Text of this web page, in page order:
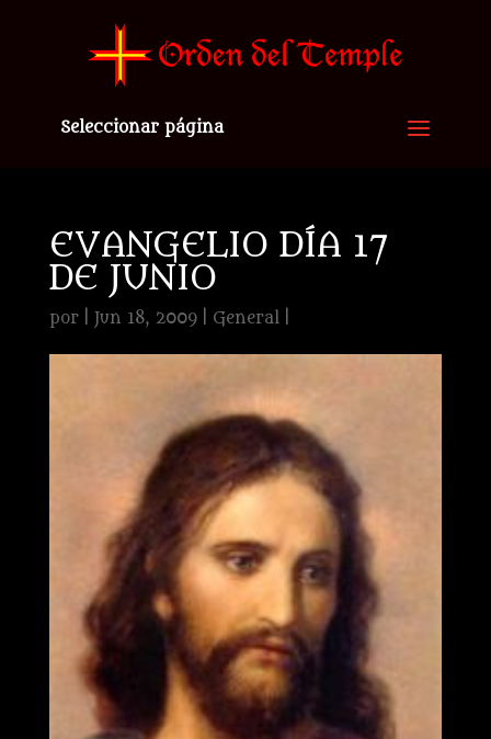
Seleccionar página
EVANGELIO DÍA 17
DE JUNIO
por Jun 18, 2009| General|